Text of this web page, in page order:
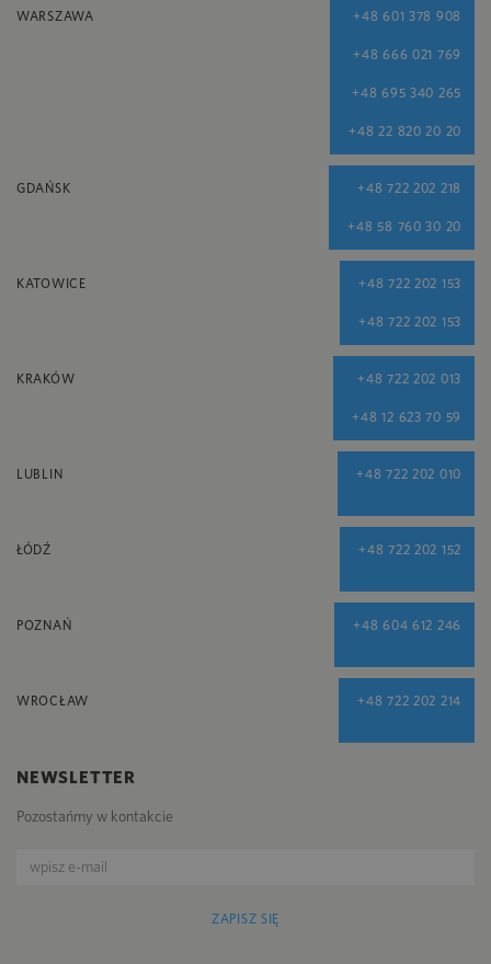
WARSZAWA +48 601 378 908
+48 666 021 769
+48 695 340 265
+48 22 820 20 20
GDAŃSK +48 722 202 218
+48 58 760 30 20
KATOWICE +48 722 202 153
+48 722 202 153
KRAKÓW +48 722 202 013
+48 12 623 70 59
LUBLIN +48 722 202 010
ŁÓDŹ +48 722 202 152
POZNAŃ +48 604 612 246
WROCŁAW +48 722 202 214
NEWSLETTER
Pozostańmy w kontakcie
ZAPISZ SIĘ